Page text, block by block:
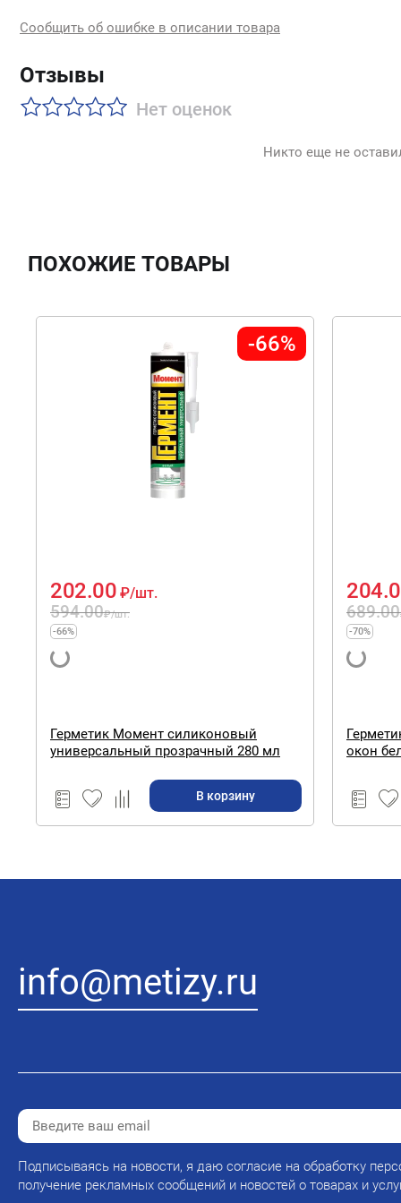
Сообщить об ошибке в описании товара
Отзывы
Нет оценок
Никто еще не
ПОХОЖИЕ ТОВАРЫ
-66%
594.00₽/шт.
202.00 ₽/шт.
-66%
Герметик Момент силиконовый
универсальный прозрачный 280 мл
В корзину
689.00
-70%
окон
info@metizy.ru
Подписываясь на новости, я даю согласие на обработку
получение рекламных сообщений и новостей о товарах и